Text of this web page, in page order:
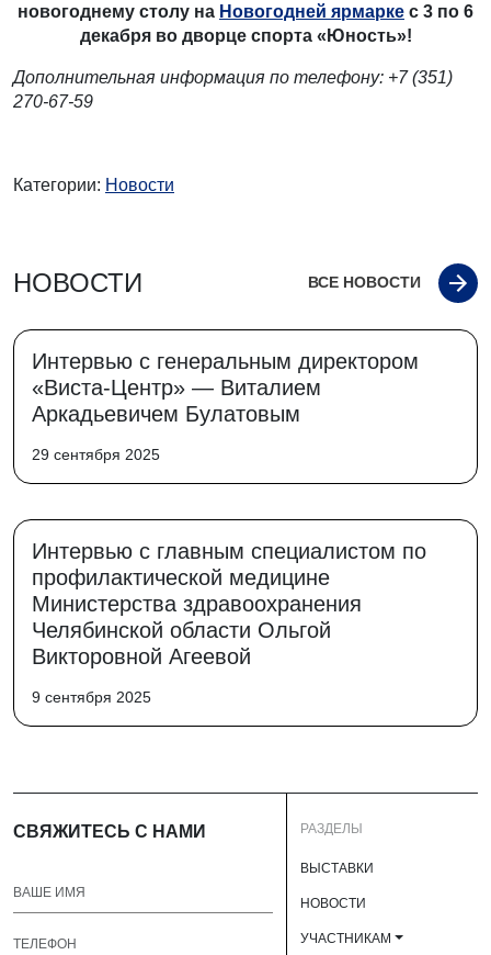
новогоднему столу на Новогодней ярмарке с 3 по 6
декабря во дворце спорта «Юность»!
Дополнительная информация по телефону: +7 (351)
270-67-59
Категории: Новости
НОВОСТИ ВСЕ НОВОСТИ
Интервью с генеральным директором
«Виста-Центр» — Виталием
Аркадьевичем Булатовым
29 сентября 2025
Интервью с главным специалистом по
профилактической медицине
Министерства здравоохранения
Челябинской области Ольгой
Викторовной Агеевой
9 сентября 2025
СВЯЖИТЕСЬ С НАМИ РАЗДЕЛЫ
ВЫСТАВКИ
НОВОСТИ
УЧАСТНИКАМ